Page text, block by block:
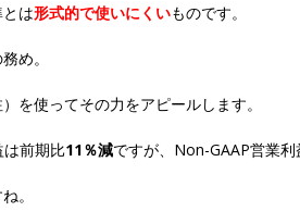
は形式的で使いにくいものです。
め。
を使ってその力をアピールします。
は前期比11％減ですが、Non-GAAP営業利
。